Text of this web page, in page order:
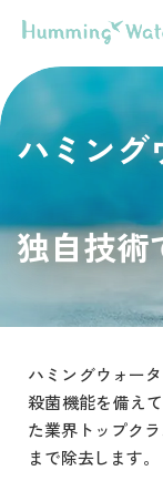
ハミング
独自技術
ハミングウォー
殺菌機能を備え
た業界トップクラ
まで除去します。